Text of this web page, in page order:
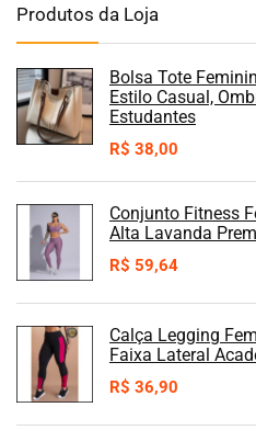
Produtos da Loja
Bolsa Tote
Estilo Casual,
Estudantes
R$ 38,00
Conjunto Fitness
Alta Lavanda
R$ 59,64
Calça Legging
Faixa Lateral
R$ 36,90